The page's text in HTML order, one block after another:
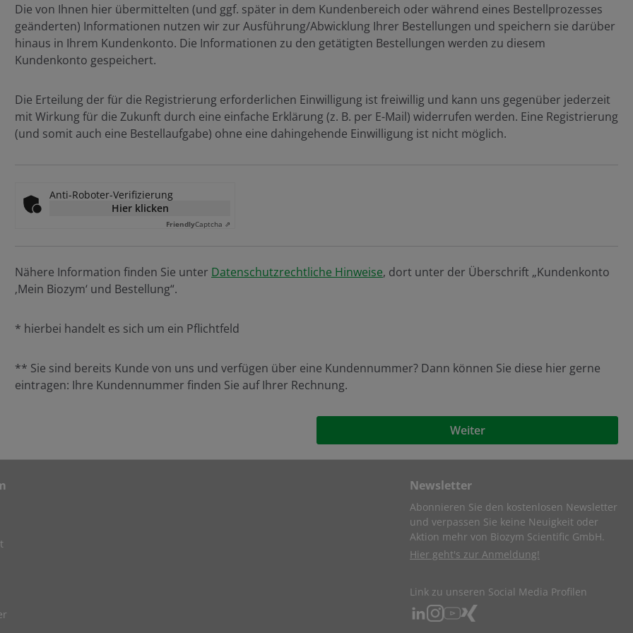
Die von Ihnen hier übermittelten (und ggf. später in dem Kundenbereich oder während eines Bestellprozesses
geänderten) Informationen nutzen wir zur Ausführung/Abwicklung Ihrer Bestellungen und speichern sie darüber
hinaus in Ihrem Kundenkonto. Die Informationen zu den getätigten Bestellungen werden zu diesem
Kundenkonto gespeichert.
Die Erteilung der für die Registrierung erforderlichen Einwilligung ist freiwillig und kann uns gegenüber jederzeit
mit Wirkung für die Zukunft durch eine einfache Erklärung (z. B. per E-Mail) widerrufen werden. Eine Registrierung
(und somit auch eine Bestellaufgabe) ohne eine dahingehende Einwilligung ist nicht möglich.
Anti-Roboter-Verifizierung
Hier klicken
FriendlyCaptcha ⇗
Nähere Information finden Sie unter Datenschutzrechtliche Hinweise, dort unter der Überschrift „Kundenkonto
‚Mein Biozym‘ und Bestellung“.
* hierbei handelt es sich um ein Pflichtfeld
** Sie sind bereits Kunde von uns und verfügen über eine Kundennummer? Dann können Sie diese hier gerne
eintragen: Ihre Kundennummer finden Sie auf Ihrer Rechnung.
Weiter
Newsletter
Abonnieren Sie den kostenlosen Newsletter
und verpassen Sie keine Neuigkeit oder
Aktion mehr von Biozym Scientific GmbH.
Hier geht's zur Anmeldung!
Link zu unseren Social Media Profilen